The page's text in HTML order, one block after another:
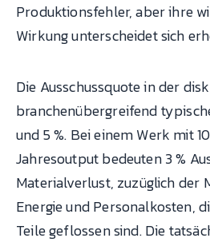
Produktionsfehler, aber ihre
Wirkung unterscheidet sich
Die Ausschussquote in der
branchenübergreifend
und 5 %. Bei einem Werk mit
Jahresoutput bedeuten 3 %
Materialverlust, zuzüglich der
Energie und Personalkosten,
Teile geflossen sind. Die